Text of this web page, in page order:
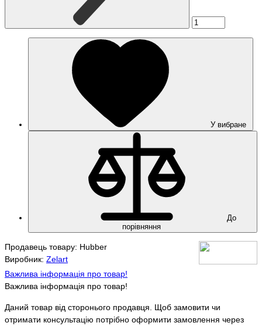
У вибране
До
порівняння
Продавець товару: Hubber
Виробник: Zelart
Важлива інформація про товар!
Важлива інформація про товар!
Даний товар від сторонього продавця. Щоб замовити чи
отримати консультацію потрібно оформити замовлення через